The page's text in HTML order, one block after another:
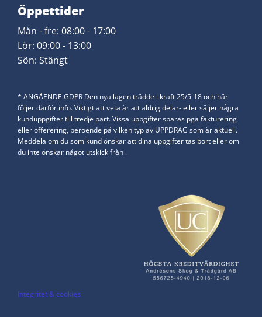
​Öppettider
Mån - fre: 08:00 - 17:00
Lör: 09:00 - 13:00
​Sön: Stängt
* ANGÅENDE GDPR Den nya lagen trädde i kraft 25/5-18 och här
följer därför info. Viktigt att veta är att aldrig delar- eller säljer några
kunduppgifter till tredje part. Vissa uppgifter sparas pga fakturering
eller offerering, beroende på vilken typ av UPPDRAG som är aktuell.
Meddela om du som kund önskar att dina uppgifter tas bort eller om
du inte önskar något utskick från .
Integritet & cookies